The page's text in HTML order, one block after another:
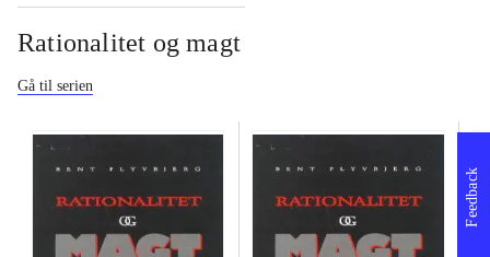
Rationalitet og magt
Gå til serien
Feedback